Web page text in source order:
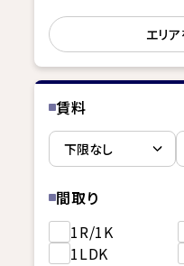
エリ
賃料
間取り
1R/1K
1LDK